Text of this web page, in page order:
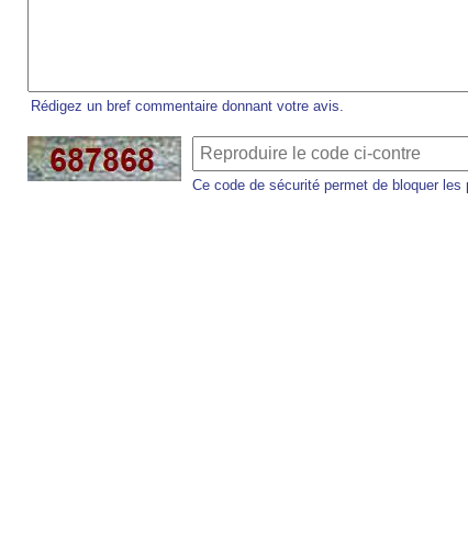
Rédigez un bref commentaire donnant votre avis.
Ce code de sécurité permet de bloquer les